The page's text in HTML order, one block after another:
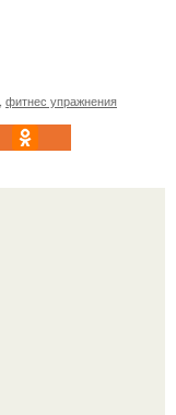
фитнес упражнения